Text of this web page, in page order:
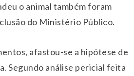
o animal também foram
do Ministério Público.
afastou-se a hipótese de
Segundo análise pericial feita